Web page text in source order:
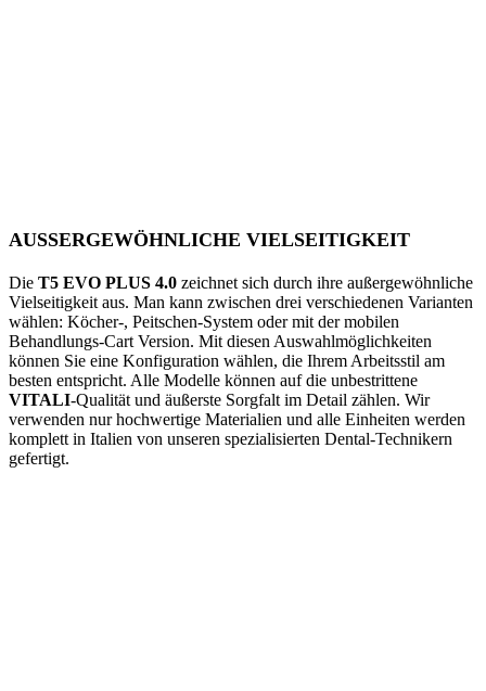
AUSSERGEWÖHNLICHE VIELSEITIGKEIT
Die T5 EVO PLUS 4.0 zeichnet sich durch ihre außergewöhnliche
Vielseitigkeit aus. Man kann zwischen drei verschiedenen Varianten
wählen: Köcher-, Peitschen-System oder mit der mobilen
Behandlungs-Cart Version. Mit diesen Auswahlmöglichkeiten
können Sie eine Konfiguration wählen, die Ihrem Arbeitsstil am
besten entspricht. Alle Modelle können auf die unbestrittene
VITALI-Qualität und äußerste Sorgfalt im Detail zählen. Wir
verwenden nur hochwertige Materialien und alle Einheiten werden
komplett in Italien von unseren spezialisierten Dental-Technikern
gefertigt.